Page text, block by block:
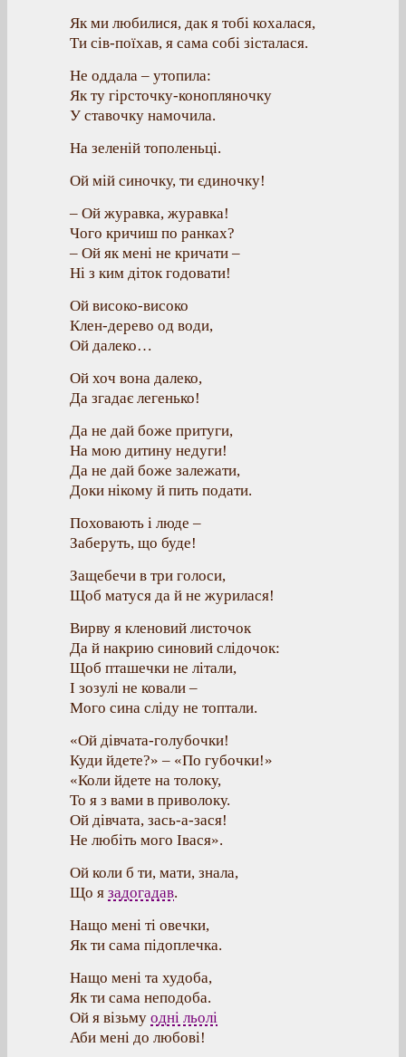
Як ми любилися, дак я тобі кохалася,
Ти сів-поїхав, я сама собі зісталася.
Не оддала – утопила:
Як ту гірсточку-конопляночку
У ставочку намочила.
На зеленій тополеньці.
Ой мій синочку, ти єдиночку!
– Ой журавка, журавка!
Чого кричиш по ранках?
– Ой як мені не кричати –
Ні з ким діток годовати!
Ой високо-високо
Клен-дерево од води,
Ой далеко…
Ой хоч вона далеко,
Да згадає легенько!
Да не дай боже притуги,
На мою дитину недуги!
Да не дай боже залежати,
Доки нікому й пить подати.
Поховають і люде –
Заберуть, що буде!
Защебечи в три голоси,
Щоб матуся да й не журилася!
Вирву я кленовий листочок
Да й накрию синовий слідочок:
Щоб пташечки не літали,
І зозулі не ковали –
Мого сина сліду не топтали.
«Ой дівчата-голубочки!
Куди йдете?» – «По губочки!»
«Коли йдете на толоку,
То я з вами в приволоку.
Ой дівчата, зась-а-зася!
Не любіть мого Івася».
Ой коли б ти, мати, знала,
Що я задогадав.
Нащо мені ті овечки,
Як ти сама підоплечка.
Нащо мені та худоба,
Як ти сама неподоба.
Ой я візьму одні льолі
Аби мені до любові!